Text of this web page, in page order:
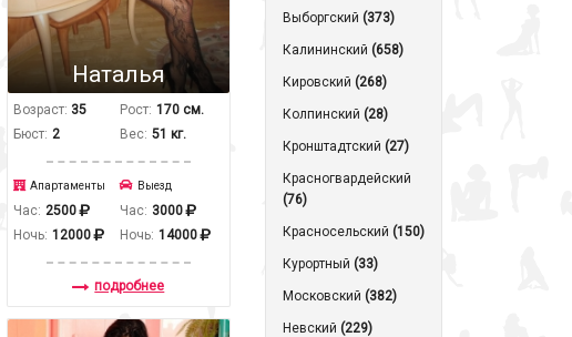
Наталья
Возраст: 35
Бюст: 2
Рост: 170 см.
Вес: 51 кг.
Апартаменты
Час: 2500
Ночь: 12000
Выезд
Час: 3000
Ночь: 14000
подробнее
Выборгский (373)
Калининский (658)
Кировский (268)
Колпинский (28)
Кронштадтcкий (27)
Красногвардейский
(76)
Красносельский (150)
Курортный (33)
Московский (382)
Невский (229)